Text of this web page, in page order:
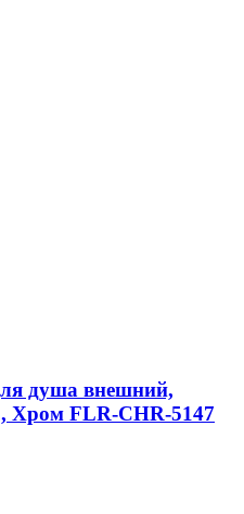
душа внешний,
Хром FLR-CHR-5147